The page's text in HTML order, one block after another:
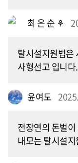
최 은 순 ⚘
탈시설지원법은
사형선고 입니다.
윤여도
전장연의 돈벌
내모는 탈시설